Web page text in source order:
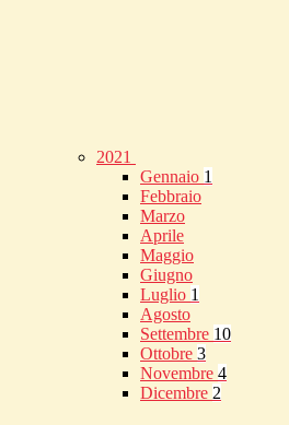
2021
Gennaio 1
Febbraio
Marzo
Aprile
Maggio
Giugno
Luglio 1
Agosto
Settembre 10
Ottobre 3
Novembre 4
Dicembre 2